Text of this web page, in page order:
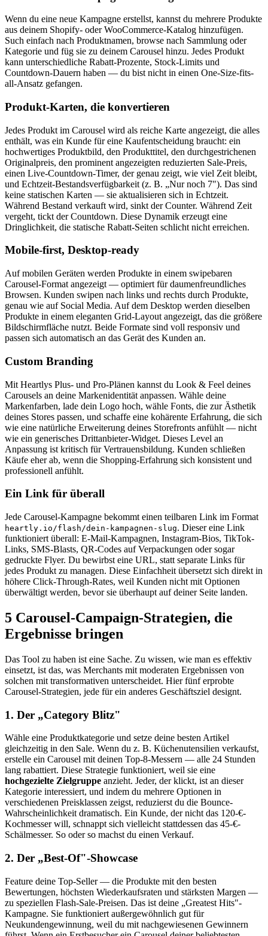
Wenn du eine neue Kampagne erstellst, kannst du mehrere Produkte
aus deinem Shopify- oder WooCommerce-Katalog hinzufügen.
Such einfach nach Produktnamen, browse nach Sammlung oder
Kategorie und füg sie zu deinem Carousel hinzu. Jedes Produkt
kann unterschiedliche Rabatt-Prozente, Stock-Limits und
Countdown-Dauern haben — du bist nicht in einen One-Size-fits-
all-Ansatz gefangen.
Produkt-Karten, die konvertieren
Jedes Produkt im Carousel wird als reiche Karte angezeigt, die alles
enthält, was ein Kunde für eine Kaufentscheidung braucht: ein
hochwertiges Produktbild, den Produkttitel, den durchgestrichenen
Originalpreis, den prominent angezeigten reduzierten Sale-Preis,
einen Live-Countdown-Timer, der genau zeigt, wie viel Zeit bleibt,
und Echtzeit-Bestandsverfügbarkeit (z. B. „Nur noch 7"). Das sind
keine statischen Karten — sie aktualisieren sich in Echtzeit.
Während Bestand verkauft wird, sinkt der Counter. Während Zeit
vergeht, tickt der Countdown. Diese Dynamik erzeugt eine
Dringlichkeit, die statische Rabatt-Seiten schlicht nicht erreichen.
Mobile-first, Desktop-ready
Auf mobilen Geräten werden Produkte in einem swipebaren
Carousel-Format angezeigt — optimiert für daumenfreundliches
Browsen. Kunden swipen nach links und rechts durch Produkte,
genau wie auf Social Media. Auf dem Desktop werden dieselben
Produkte in einem eleganten Grid-Layout angezeigt, das die größere
Bildschirmfläche nutzt. Beide Formate sind voll responsiv und
passen sich automatisch an das Gerät des Kunden an.
Custom Branding
Mit Heartlys Plus- und Pro-Plänen kannst du Look & Feel deines
Carousels an deine Markenidentität anpassen. Wähle deine
Markenfarben, lade dein Logo hoch, wähle Fonts, die zur Ästhetik
deines Stores passen, und schaffe eine kohärente Erfahrung, die sich
wie eine natürliche Erweiterung deines Storefronts anfühlt — nicht
wie ein generisches Drittanbieter-Widget. Dieses Level an
Anpassung ist kritisch für Vertrauensbildung. Kunden schließen
Käufe eher ab, wenn die Shopping-Erfahrung sich konsistent und
professionell anfühlt.
Ein Link für überall
Jede Carousel-Kampagne bekommt einen teilbaren Link im Format
heartly.io/flash/dein-kampagnen-slug. Dieser eine Link
funktioniert überall: E-Mail-Kampagnen, Instagram-Bios, TikTok-
Links, SMS-Blasts, QR-Codes auf Verpackungen oder sogar
gedruckte Flyer. Du bewirbst eine URL, statt separate Links für
jedes Produkt zu managen. Diese Einfachheit übersetzt sich direkt in
höhere Click-Through-Rates, weil Kunden nicht mit Optionen
überwältigt werden, bevor sie überhaupt auf deiner Seite landen.
5 Carousel-Campaign-Strategien, die
Ergebnisse bringen
Das Tool zu haben ist eine Sache. Zu wissen, wie man es effektiv
einsetzt, ist das, was Merchants mit moderaten Ergebnissen von
solchen mit transformativen unterscheidet. Hier fünf erprobte
Carousel-Strategien, jede für ein anderes Geschäftsziel designt.
1. Der „Category Blitz"
Wähle eine Produktkategorie und setze deine besten Artikel
gleichzeitig in den Sale. Wenn du z. B. Küchenutensilien verkaufst,
erstelle ein Carousel mit deinen Top-8-Messern — alle 24 Stunden
lang rabattiert. Diese Strategie funktioniert, weil sie eine
hochgezielte Zielgruppe anzieht. Jeder, der klickt, ist an dieser
Kategorie interessiert, und indem du mehrere Optionen in
verschiedenen Preisklassen zeigst, reduzierst du die Bounce-
Wahrscheinlichkeit dramatisch. Ein Kunde, der nicht das 120-€-
Kochmesser will, schnappt sich vielleicht stattdessen das 45-€-
Schälmesser. So oder so machst du einen Verkauf.
2. Der „Best-Of"-Showcase
Feature deine Top-Seller — die Produkte mit den besten
Bewertungen, höchsten Wiederkaufsraten und stärksten Margen —
zu speziellen Flash-Sale-Preisen. Das ist deine „Greatest Hits"-
Kampagne. Sie funktioniert außergewöhnlich gut für
Neukundengewinnung, weil du mit nachgewiesenen Gewinnern